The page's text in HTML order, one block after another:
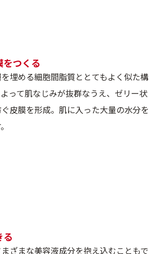
つくる
埋める細胞間脂質ととてもよく似た構
って肌なじみが抜群なうえ、ゼリー状
皮膜を形成。肌に入った大量の水分を
る
ざまな美容液成分を抱え込むこともで